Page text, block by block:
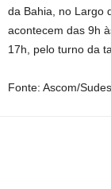
da Bahia, no Largo
acontecem das 9h
17h, pelo turno da
Fonte: Ascom/